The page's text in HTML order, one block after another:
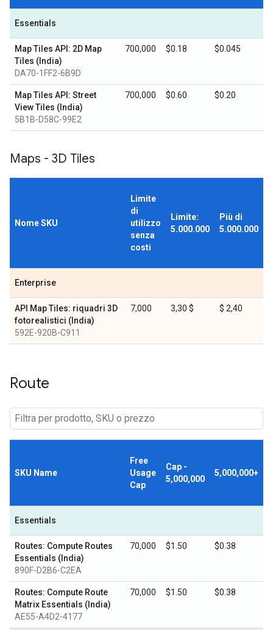
Essentials
Map Tiles API: 2D Map
Tiles (India)
DA70-1FF2-6B9D
700,000 $0.18 $0.045
Map Tiles API: Street
View Tiles (India)
5B1B-D58C-99E2
700,000 $0.60 $0.20
Maps - 3D Tiles
Nome SKU
Limite
di
utilizzo
senza
costi
Limite:
5.000.000
Più di
5.000.000
Enterprise
API Map Tiles: riquadri 3D
fotorealistici (India)
592E-920B-C911
7,000 3,30 $ $ 2,40
Route
SKU Name
Free
Usage
Cap
Cap -
5,000,000
5,000,000+
Essentials
Routes: Compute Routes
Essentials (India)
890F-D2B6-C2EA
70,000 $1.50 $0.38
Routes: Compute Route
Matrix Essentials (India)
AE55-A4D2-4177
70,000 $1.50 $0.38